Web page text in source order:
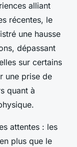
alliant
récentes, le
une hausse
dépassant
sur certains
une prise de
quant à
attentes : les
plus que le